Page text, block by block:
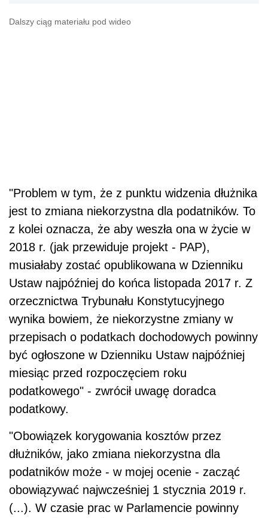
Dalszy ciąg materiału pod wideo
"Problem w tym, że z punktu widzenia dłużnika
jest to zmiana niekorzystna dla podatników. To
z kolei oznacza, że aby weszła ona w życie w
2018 r. (jak przewiduje projekt - PAP),
musiałaby zostać opublikowana w Dzienniku
Ustaw najpóźniej do końca listopada 2017 r. Z
orzecznictwa Trybunału Konstytucyjnego
wynika bowiem, że niekorzystne zmiany w
przepisach o podatkach dochodowych powinny
być ogłoszone w Dzienniku Ustaw najpóźniej
miesiąc przed rozpoczęciem roku
podatkowego" - zwrócił uwagę doradca
podatkowy.
"Obowiązek korygowania kosztów przez
dłużników, jako zmiana niekorzystna dla
podatników może - w mojej ocenie - zacząć
obowiązywać najwcześniej 1 stycznia 2019 r.
(...). W czasie prac w Parlamencie powinny